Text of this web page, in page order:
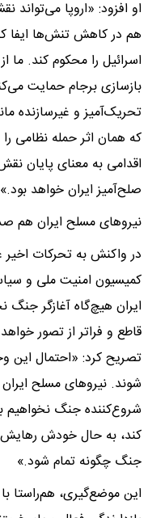
او افزود: «اروپا
هم در کاهش تنش‌ها ایفا
اسرائیل را محکوم کند. ما
بازسازی برجام حمایت
تحریک‌آمیز و غیرسازنده
که همان اثر حمله نظامی را
اقدامی به معنای پایان
صلح‌آمیز ایران خواهد بود.»
نیروهای مسلح ایران هم
در واکنش به تحرکات
کمیسیون امنیت ملی و
ایران هیچ‌گاه آغازگر
قاطع و فراتر از تصور
تصریح کرد: «احتمال این
شوند. نیروهای مسلح
شروع‌کننده جنگ نخواهیم
کند، به حال خودش رهایش
جنگ چگونه تمام شود.»
این موضع‌گیری، هم‌راستا